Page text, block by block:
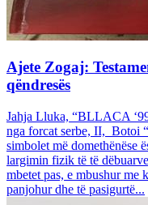
Ajete Zogaj:
qëndresës
Jahja Lluka, “BLLACA
nga forcat serbe, II, Botoi
simbolet më domethënëse
largimin fizik të të
mbetet pas, e mbushur me
panjohur dhe të pasigurtë...